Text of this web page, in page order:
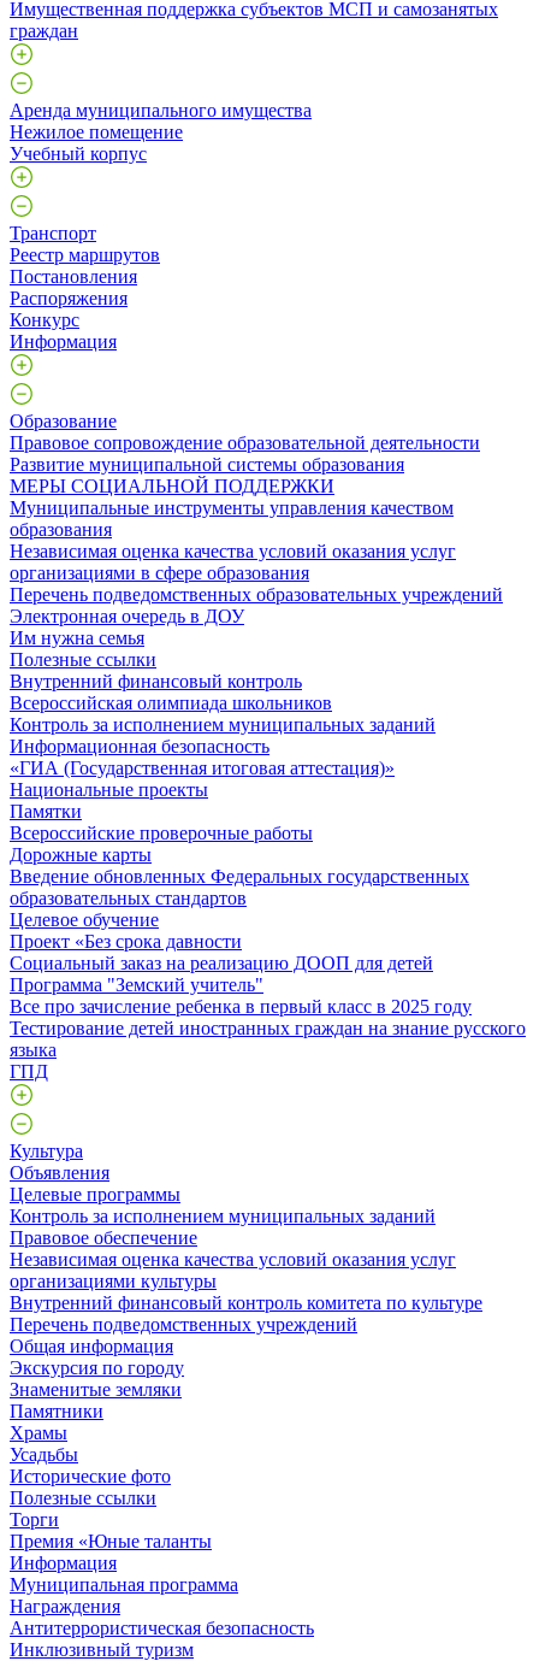
Имущественная поддержка субъектов МСП и самозанятых
граждан
Аренда муниципального имущества
Нежилое помещение
Учебный корпус
Транспорт
Реестр маршрутов
Постановления
Распоряжения
Конкурс
Информация
Образование
Правовое сопровождение образовательной деятельности
Развитие муниципальной системы образования
МЕРЫ СОЦИАЛЬНОЙ ПОДДЕРЖКИ
Муниципальные инструменты управления качеством
образования
Независимая оценка качества условий оказания услуг
организациями в сфере образования
Перечень подведомственных образовательных учреждений
Электронная очередь в ДОУ
Им нужна семья
Полезные ссылки
Внутренний финансовый контроль
Всероссийская олимпиада школьников
Контроль за исполнением муниципальных заданий
Информационная безопасность
«ГИА (Государственная итоговая аттестация)»
Национальные проекты
Памятки
Всероссийские проверочные работы
Дорожные карты
Введение обновленных Федеральных государственных
образовательных стандартов
Целевое обучение
Проект «Без срока давности
Социальный заказ на реализацию ДООП для детей
Программа "Земский учитель"
Все про зачисление ребенка в первый класс в 2025 году
Тестирование детей иностранных граждан на знание русского
языка
ГПД
Культура
Объявления
Целевые программы
Контроль за исполнением муниципальных заданий
Правовое обеспечение
Независимая оценка качества условий оказания услуг
организациями культуры
Внутренний финансовый контроль комитета по культуре
Перечень подведомственных учреждений
Общая информация
Экскурсия по городу
Знаменитые земляки
Памятники
Храмы
Усадьбы
Исторические фото
Полезные ссылки
Торги
Премия «Юные таланты
Информация
Муниципальная программа
Награждения
Антитеррористическая безопасность
Инклюзивный туризм